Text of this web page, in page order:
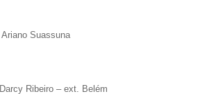
Suassuna
Ribeiro – ext. Belém